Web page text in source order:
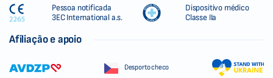
Pessoa notificada
3EC International a.s.
Dispositivo médico
Classe IIa
Afiliação e apoio
Desporto checo